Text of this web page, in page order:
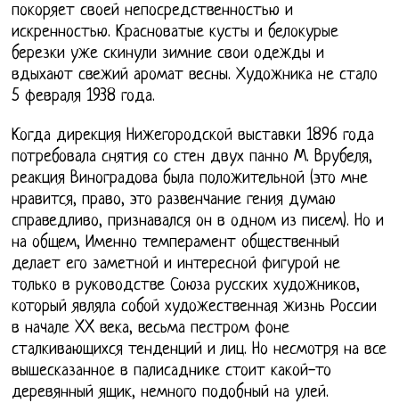
покоряет своей непосредственностью и
искренностью. Красноватые кусты и белокурые
березки уже скинули зимние свои одежды и
вдыхают свежий аромат весны. Художника не стало
5 февраля 1938 года.
Когда дирекция Нижегородской выставки 1896 года
потребовала снятия со стен двух панно М. Врубеля,
реакция Виноградова была положительной (это мне
нравится, право, это развенчание гения думаю
справедливо, признавался он в одном из писем). Но и
на общем, Именно темперамент общественный
делает его заметной и интересной фигурой не
только в руководстве Союза русских художников,
который являла собой художественная жизнь России
в начале XX века, весьма пестром фоне
сталкивающихся тенденций и лиц. Но несмотря на все
вышесказанное в палисаднике стоит какой-то
деревянный ящик, немного подобный на улей.